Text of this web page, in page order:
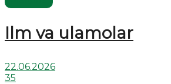
Ilm va ulamolar
22.06.2026
35